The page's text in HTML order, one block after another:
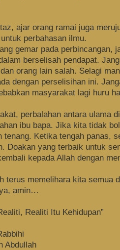
ajar orang ramai juga
perbahasan ilmu.
gemar pada perbincangan,
berselisah pendapat.
orang lain salah. Selagi
dengan perselisihan ini.
masyarakat lagi huru
perbalahan antara ulama
ibu bapa. Jika kita tidak
tenang. Ketika tengah panas,
Doakan yang terbaik untuk
kepada Allah dengan
terus memelihara kita semua
amin…
Realiti Itu Kehidupan”
Abdullah